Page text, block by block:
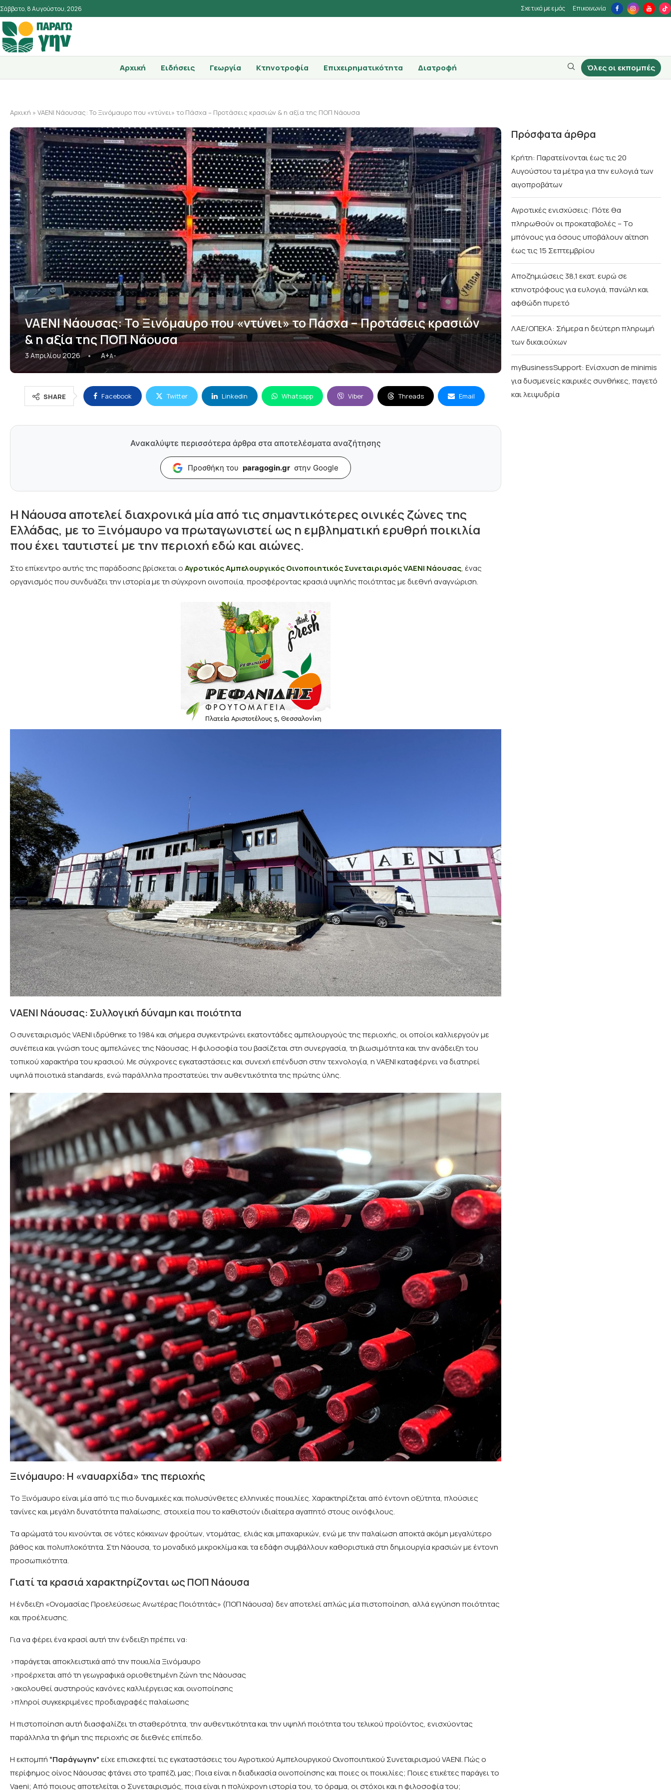
Σάββατο, 8 Αυγούστου, 2026 Σχετικά με εμάς Επικοινωνία
Αρχική Ειδήσεις Γεωργία Κτηνοτροφία Επιχειρηματικότητα Διατροφή Όλες οι εκπομπές
Αρχική » VAENI Νάουσας: Το Ξινόμαυρο που «ντύνει» το Πάσχα – Προτάσεις κρασιών & η αξία της ΠΟΠ Νάουσα
VAENI Νάουσας: Το Ξινόμαυρο που «ντύνει» το Πάσχα – Προτάσεις κρασιών
& η αξία της ΠΟΠ Νάουσα
3 Απριλίου 2026 A+A-
SHARE Facebook Twitter Linkedin Whatsapp Viber Threads Email
Ανακαλύψτε περισσότερα άρθρα στα αποτελέσματα αναζήτησης
Προσθήκη του paragogin.gr στην Google
Η Νάουσα αποτελεί διαχρονικά μία από τις σημαντικότερες οινικές ζώνες της
Ελλάδας, με το Ξινόμαυρο να πρωταγωνιστεί ως η εμβληματική ερυθρή ποικιλία
που έχει ταυτιστεί με την περιοχή εδώ και αιώνες.
Στο επίκεντρο αυτής της παράδοσης βρίσκεται οΑγροτικός Αμπελουργικός Οινοποιητικός Συνεταιρισμός VAENI Νάουσας, ένας
οργανισμός που συνδυάζει την ιστορία με τη σύγχρονη οινοποιία, προσφέροντας κρασιά υψηλής ποιότητας με διεθνή αναγνώριση.
VAENI Νάουσας: Συλλογική δύναμη και ποιότητα
Ο συνεταιρισμός VAENI ιδρύθηκε το 1984 και σήμερα συγκεντρώνει εκατοντάδες αμπελουργούς της περιοχής, οι οποίοι καλλιεργούν με
συνέπεια και γνώση τους αμπελώνες της Νάουσας. Η φιλοσοφία του βασίζεται στη συνεργασία, τη βιωσιμότητα και την ανάδειξη του
τοπικού χαρακτήρα του κρασιού. Με σύγχρονες εγκαταστάσεις και συνεχή επένδυση στην τεχνολογία, η VAENI καταφέρνει να διατηρεί
υψηλά ποιοτικά standards, ενώ παράλληλα προστατεύει την αυθεντικότητα της πρώτης ύλης.
Ξινόμαυρο: Η «ναυαρχίδα» της περιοχής
Το Ξινόμαυρο είναι μία από τις πιο δυναμικές και πολυσύνθετες ελληνικές ποικιλίες. Χαρακτηρίζεται από έντονη οξύτητα, πλούσιες
τανίνες και μεγάλη δυνατότητα παλαίωσης, στοιχεία που το καθιστούν ιδιαίτερα αγαπητό στους οινόφιλους.
Τα αρώματά του κινούνται σε νότες κόκκινων φρούτων, ντομάτας, ελιάς και μπαχαρικών, ενώ με την παλαίωση αποκτά ακόμη μεγαλύτερο
βάθος και πολυπλοκότητα. Στη Νάουσα, το μοναδικό μικροκλίμα και τα εδάφη συμβάλλουν καθοριστικά στη δημιουργία κρασιών με έντονη
προσωπικότητα.
Γιατί τα κρασιά χαρακτηρίζονται ως ΠΟΠ Νάουσα
Η ένδειξη «Ονομασίας Προελεύσεως Ανωτέρας Ποιότητάς» (ΠΟΠ Νάουσα) δεν αποτελεί απλώς μία πιστοποίηση, αλλά εγγύηση ποιότητας
και προέλευσης.
Για να φέρει ένα κρασί αυτή την ένδειξη πρέπει να:
>παράγεται αποκλειστικά από την ποικιλία Ξινόμαυρο
>προέρχεται από τη γεωγραφικά οριοθετημένη ζώνη της Νάουσας
>ακολουθεί αυστηρούς κανόνες καλλιέργειας και οινοποίησης
>πληροί συγκεκριμένες προδιαγραφές παλαίωσης
Η πιστοποίηση αυτή διασφαλίζει τη σταθερότητα, την αυθεντικότητα και την υψηλή ποιότητα του τελικού προϊόντος, ενισχύοντας
παράλληλα τη φήμη της περιοχής σε διεθνές επίπεδο.
Η εκπομπή “Παράγωγην”είχε επισκεφτεί τις εγκαταστάσειςτου Αγροτικού Αμπελουργικού Οινοποιητικού Συνεταιρισμού VAENI. Πώς ο
περίφημος οίνος Νάουσας φτάνει στο τραπέζι μας; Ποια είναι η διαδικασία οινοποίησης και ποιες οι ποικιλίες; Ποιες ετικέτες παράγει το
Vaeni; Από ποιους αποτελείται ο Συνεταιρισμός, ποια είναι η πολύχρονη ιστορία του, το όραμα, οι στόχοι και η φιλοσοφία του;
Πρόσφατα άρθρα
Κρήτη: Παρατείνονται έως τις 20
Αυγούστου τα μέτρα για την ευλογιά των
αιγοπροβάτων
Αγροτικές ενισχύσεις: Πότε θα
πληρωθούν οι προκαταβολές – Το
μπόνους για όσους υποβάλουν αίτηση
έως τις 15 Σεπτεμβρίου
Αποζημιώσεις 38,1 εκατ. ευρώ σε
κτηνοτρόφους για ευλογιά, πανώλη και
αφθώδη πυρετό
ΛΑΕ/ΟΠΕΚΑ: Σήμερα η δεύτερη πληρωμή
των δικαιούχων
myBusinessSupport: Ενίσχυση de minimis
για δυσμενείς καιρικές συνθήκες, παγετό
και λειψυδρία